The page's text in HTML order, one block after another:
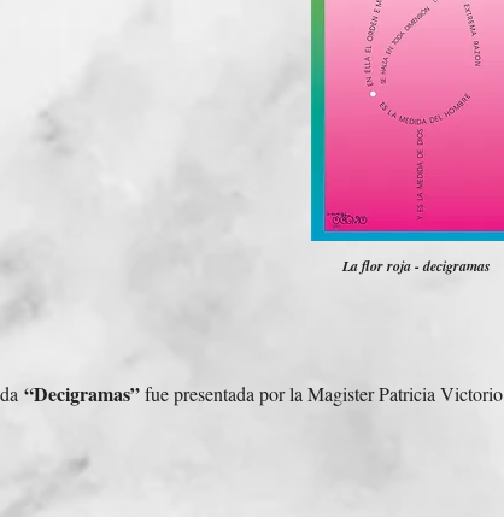
La flor roja - decigramas
“Decigramas”fue presentada por la Magister Patricia Victorio